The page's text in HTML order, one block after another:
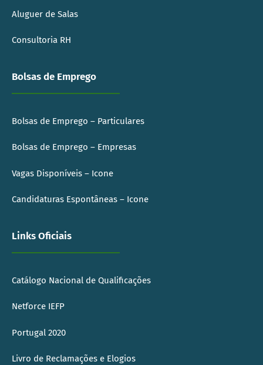
Aluguer de Salas
Consultoria RH
Bolsas de Emprego
Bolsas de Emprego – Particulares
Bolsas de Emprego – Empresas
Vagas Disponíveis – Icone
Candidaturas Espontâneas – Icone
Links Oficiais
Catálogo Nacional de Qualificações
Netforce IEFP
Portugal 2020
Livro de Reclamações e Elogios